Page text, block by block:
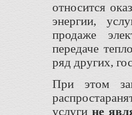
относится
энергии,
продаже
передаче
ряд других,
При этом
услуги не